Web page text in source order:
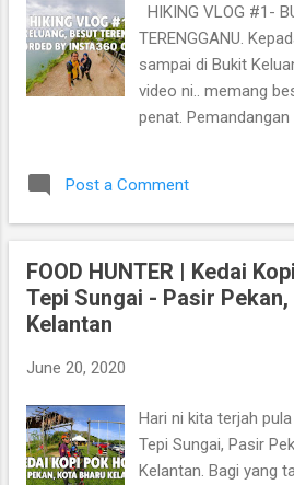
HIKING VLOG #1-
TERENGGANU.
sampai di Bukit
video ni.. memang
penat. Pemandangan
https://
list=PLaOdnN5G-
Post a Comment
FOOD HUNTER | Kedai
Tepi Sungai - Pasir
Kelantan
June 20, 2020
Hari ni kita terjah
Tepi Sungai, Pasir
Kelantan. Bagi yang